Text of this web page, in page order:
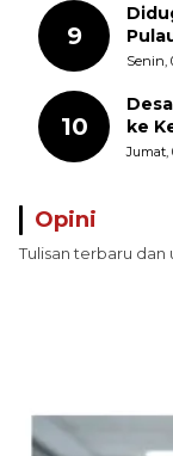
9
Senin,
10
ke
Jumat,
Opini
Tulisan terbaru dan